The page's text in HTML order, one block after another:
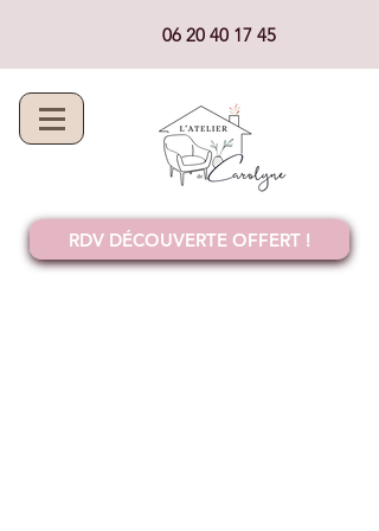
RDV DÉCOUVERTE OFFERT !
06 20 40 17 45